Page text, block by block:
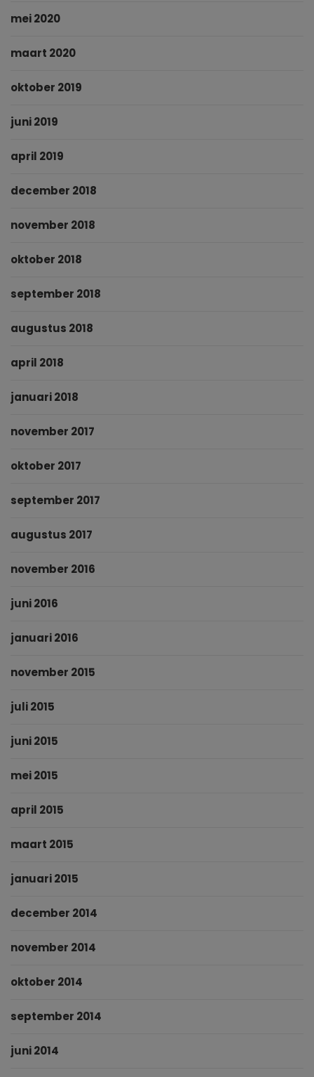
mei 2020
maart 2020
oktober 2019
juni 2019
april 2019
december 2018
november 2018
oktober 2018
september 2018
augustus 2018
april 2018
januari 2018
november 2017
oktober 2017
september 2017
augustus 2017
november 2016
juni 2016
januari 2016
november 2015
juli 2015
juni 2015
mei 2015
april 2015
maart 2015
januari 2015
december 2014
november 2014
oktober 2014
september 2014
juni 2014